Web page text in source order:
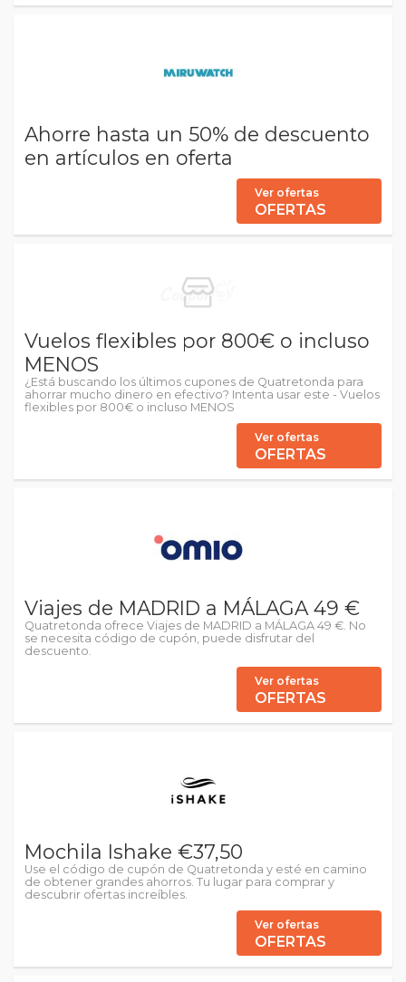
Ahorre hasta un 50% de descuento
en artículos en oferta
Ver ofertas
OFERTAS
Vuelos flexibles por 800€ o incluso
MENOS
¿Está buscando los últimos cupones de Quatretonda para
ahorrar mucho dinero en efectivo? Intenta usar este - Vuelos
flexibles por 800€ o incluso MENOS
Ver ofertas
OFERTAS
Viajes de MADRID a MÁLAGA 49 €
Quatretonda ofrece Viajes de MADRID a MÁLAGA 49 €. No
se necesita código de cupón, puede disfrutar del
descuento.
Ver ofertas
OFERTAS
Mochila Ishake €37,50
Use el código de cupón de Quatretonda y esté en camino
de obtener grandes ahorros. Tu lugar para comprar y
descubrir ofertas increíbles.
Ver ofertas
OFERTAS